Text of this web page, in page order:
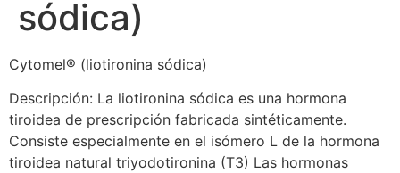
sódica)
Cytomel® (liotironina sódica)
Descripción: La liotironina sódica es una hormona
tiroidea de prescripción fabricada sintéticamente.
Consiste especialmente en el isómero L de la hormona
tiroidea natural triyodotironina (T3) Las hormonas